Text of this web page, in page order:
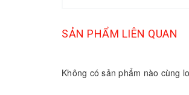
SẢN PHẨM LIÊN QUAN
Không có sản phẩm nào cùng